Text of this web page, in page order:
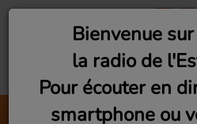
Du pareil au
Bienvenue
la radio de
Pour écouter en
smartphone ou